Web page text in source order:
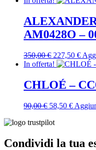
era:
390,00 €.
è:
AM0428O –
350,00€ Il
prezzo
era:
350,00 €.
227,50 €Il
è:
In offerta!
CHLOÉ –
90,00€ Il
originale
90,00 €.
58,50 €Il
58,50
Condividi la tua